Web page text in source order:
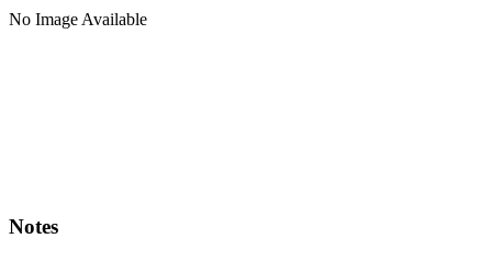
No Image Available
Notes